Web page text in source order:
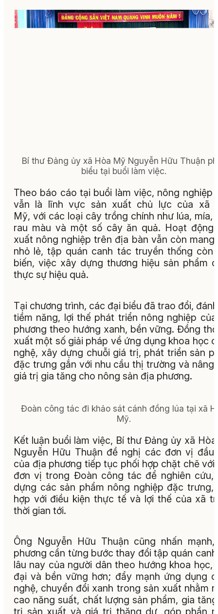
Bí thư Đảng ủy xã Hòa Mỹ Nguyễn Hữu Thuận
biểu tại buổi làm việc.
Theo báo cáo tại buổi làm việc, nông nghiệp
vẫn là lĩnh vực sản xuất chủ lực của xã
Mỹ, với các loại cây trồng chính như lúa, mía,
rau màu và một số cây ăn quả. Hoạt động
xuất nông nghiệp trên địa bàn vẫn còn mang
nhỏ lẻ, tập quán canh tác truyền thống còn
biến, việc xây dựng thương hiệu sản phẩm
thực sự hiệu quả.
Tại chương trình, các đại biểu đã trao đổi,
tiềm năng, lợi thế phát triển nông nghiệp
phương theo hướng xanh, bền vững. Đồng
xuất một số giải pháp về ứng dụng khoa học
nghệ, xây dựng chuỗi giá trị, phát triển sản
đặc trưng gắn với nhu cầu thị trường và nâng
giá trị gia tăng cho nông sản địa phương.
Đoàn công tác đi khảo sát cánh đồng lúa tại xã
Mỹ.
Kết luận buổi làm việc, Bí thư Đảng ủy xã
Nguyễn Hữu Thuận đề nghị các đơn vị đầu
của địa phương tiếp tục phối hợp chặt chẽ với
đơn vị trong Đoàn công tác để nghiên cứu,
dựng các sản phẩm nông nghiệp đặc trưng,
hợp với điều kiện thực tế và lợi thế của xã
thời gian tới.
Ông Nguyễn Hữu Thuận cũng nhấn
phương cần từng bước thay đổi tập quán
lâu nay của người dân theo hướng khoa học,
đại và bền vững hơn; đẩy mạnh ứng dụng
nghệ, chuyển đổi xanh trong sản xuất nhằm
cao năng suất, chất lượng sản phẩm, gia